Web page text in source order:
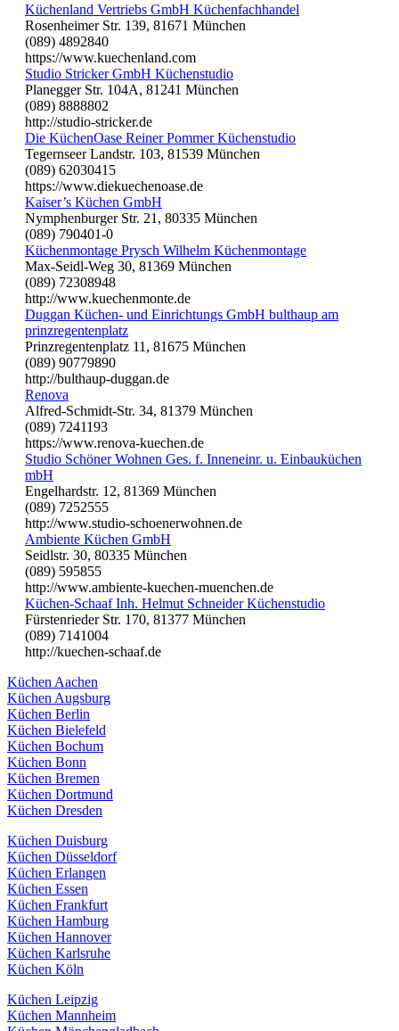
Küchenland Vertriebs GmbH Küchenfachhandel
Rosenheimer Str. 139, 81671 München
(089) 4892840
https://www.kuechenland.com
Studio Stricker GmbH Küchenstudio
Planegger Str. 104A, 81241 München
(089) 8888802
http://studio-stricker.de
Die KüchenOase Reiner Pommer Küchenstudio
Tegernseer Landstr. 103, 81539 München
(089) 62030415
https://www.diekuechenoase.de
Kaiser’s Küchen GmbH
Nymphenburger Str. 21, 80335 München
(089) 790401-0
Küchenmontage Prysch Wilhelm Küchenmontage
Max-Seidl-Weg 30, 81369 München
(089) 72308948
http://www.kuechenmonte.de
Duggan Küchen- und Einrichtungs GmbH bulthaup am
prinzregentenplatz
Prinzregentenplatz 11, 81675 München
(089) 90779890
http://bulthaup-duggan.de
Renova
Alfred-Schmidt-Str. 34, 81379 München
(089) 7241193
https://www.renova-kuechen.de
Studio Schöner Wohnen Ges. f. Inneneinr. u. Einbauküchen
mbH
Engelhardstr. 12, 81369 München
(089) 7252555
http://www.studio-schoenerwohnen.de
Ambiente Küchen GmbH
Seidlstr. 30, 80335 München
(089) 595855
http://www.ambiente-kuechen-muenchen.de
Küchen-Schaaf Inh. Helmut Schneider Küchenstudio
Fürstenrieder Str. 170, 81377 München
(089) 7141004
http://kuechen-schaaf.de
Küchen Aachen
Küchen Augsburg
Küchen Berlin
Küchen Bielefeld
Küchen Bochum
Küchen Bonn
Küchen Bremen
Küchen Dortmund
Küchen Dresden
Küchen Duisburg
Küchen Düsseldorf
Küchen Erlangen
Küchen Essen
Küchen Frankfurt
Küchen Hamburg
Küchen Hannover
Küchen Karlsruhe
Küchen Köln
Küchen Leipzig
Küchen Mannheim